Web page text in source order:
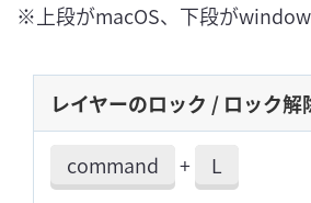
※上段がmacOS、下段が
レイヤーのロック / ロック解
command + L